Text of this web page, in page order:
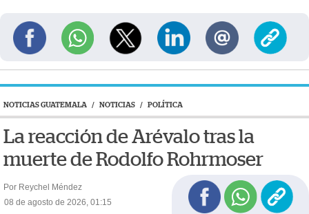
NOTICIAS GUATEMALA / NOTICIAS / POLÍTICA
La reacción de Arévalo tras la
muerte de Rodolfo Rohrmoser
Por Reychel Méndez
08 de agosto de 2026, 01:15